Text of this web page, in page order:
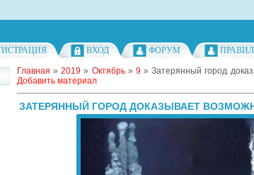
ВХОД ФОРУМ
Главная »2019 » Октябрь » 9 » Затерянный город
Добавить материал
ЗАТЕРЯННЫЙ ГОРОД ДОКАЗЫВАЕТ